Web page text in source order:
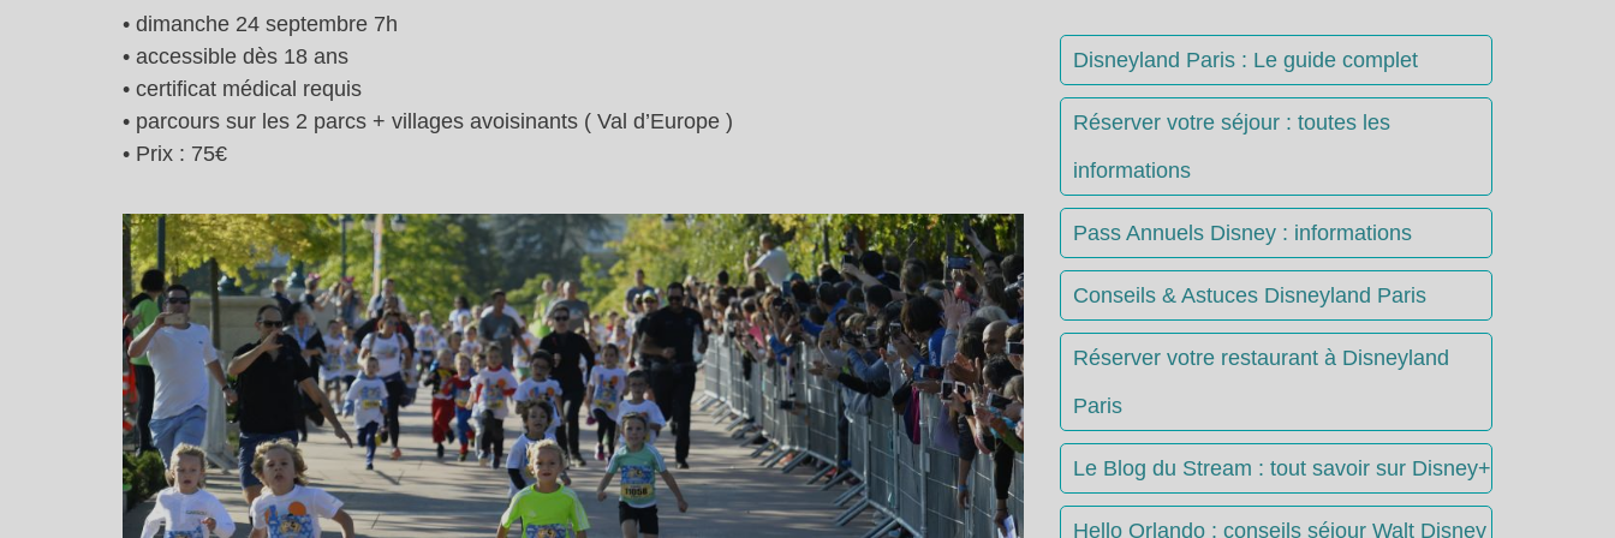
• dimanche 24 septembre 7h
• accessible dès 18 ans
• certificat médical requis
• parcours sur les 2 parcs + villages avoisinants ( Val d’Europe )
• Prix : 75€
Disneyland Paris : Le guide complet
Réserver votre séjour : toutes les
informations
Pass Annuels Disney : informations
Conseils & Astuces Disneyland Paris
Réserver votre restaurant à Disneyland
Paris
Le Blog du Stream : tout savoir sur Disney+
Hello Orlando : conseils séjour Walt Disney